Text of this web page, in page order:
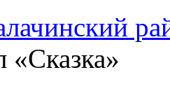
«Сказка»